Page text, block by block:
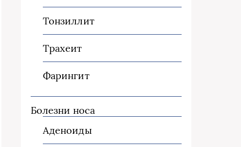
Тонзиллит
Трахеит
Фарингит
Болезни носа
Аденоиды